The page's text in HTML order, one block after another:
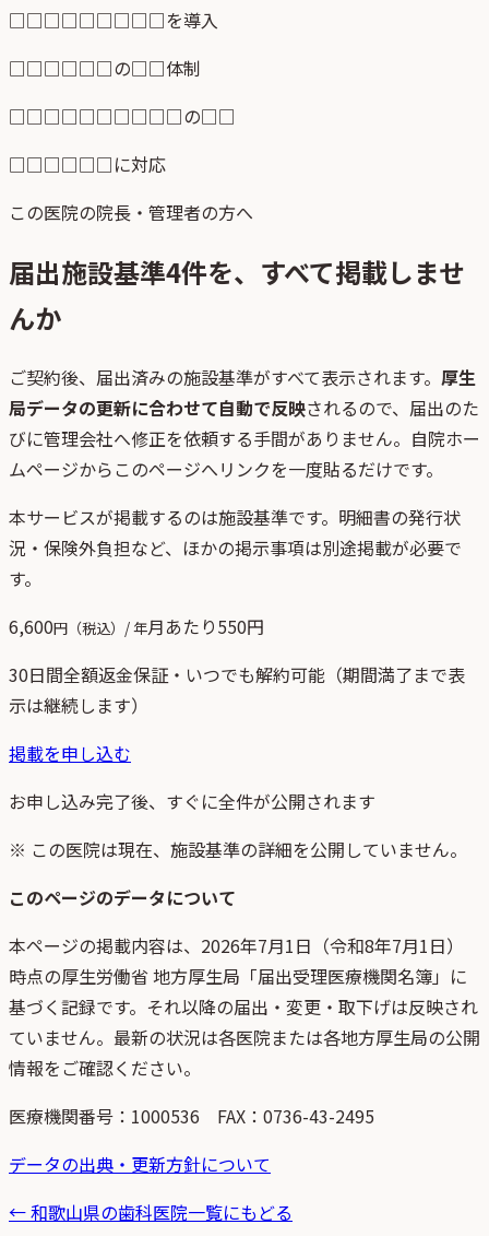
□□□□□□□□□を導入
□□□□□□の□□体制
□□□□□□□□□□の□□
□□□□□□に対応
この医院の院長・管理者の方へ
届出施設基準4件を、すべて掲載しませ
んか
ご契約後、 届出済みの施設基準がすべて表示されます。 厚生
局データの更新に合わせて自動で反映されるので、届出のた
びに管理会社へ修正を依頼する手間がありません。自院ホー
ムページからこのページへリンクを一度貼るだけです。
本サービスが掲載するのは施設基準です。明細書の発行状
況・保険外負担など、ほかの掲示事項は別途掲載が必要で
す。
6,600円（税込）/ 年月あたり550円
30日間全額返金保証・いつでも解約可能（期間満了まで表
示は継続します）
掲載を申し込む
お申し込み完了後、すぐに全件が公開されます
※ この医院は現在、施設基準の詳細を公開していません。
このページのデータについて
本ページの掲載内容は、 2026年7月1日 （令和8年7月1日）
時点の厚生労働省 地方厚生局「届出受理医療機関名簿」 に
基づく記録です。それ以降の届出・変更・取下げは反映され
ていません。最新の状況は各医院または各地方厚生局の公開
情報をご確認ください。
医療機関番号： 1000536 FAX：0736-43-2495
データの出典・更新方針について
←和歌山県の歯科医院一覧にもどる